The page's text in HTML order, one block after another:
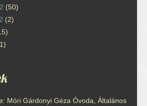
(50)
(2)
Móri Gárdonyi Géza Óvoda, Általános